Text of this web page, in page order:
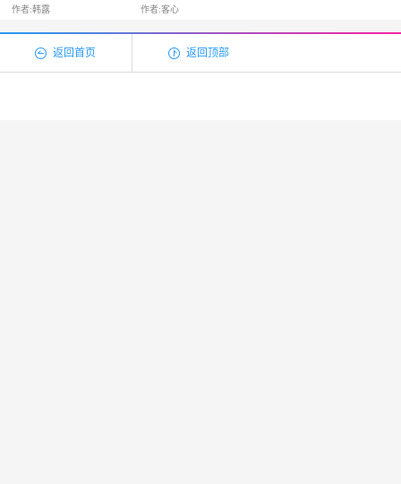
作者:韩露 作者:客心
返回首页 返回顶部